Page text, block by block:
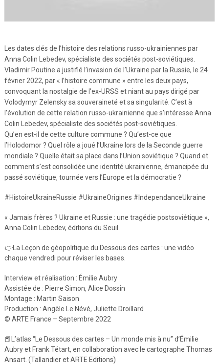
Les dates clés de l’histoire des relations russo-ukrainiennes par
Anna Colin Lebedev, spécialiste des sociétés post-soviétiques.
Vladimir Poutine a justifié l’invasion de l’Ukraine par la Russie, le 24
février 2022, par « l’histoire commune » entre les deux pays,
convoquant la nostalgie de l’ex-URSS et niant au pays dirigé par
Volodymyr Zelensky sa souveraineté et sa singularité. C’est à
l’évolution de cette relation russo-ukrainienne que s’intéresse Anna
Colin Lebedev, spécialiste des sociétés post-soviétiques.
Qu’en est-il de cette culture commune ? Qu’est-ce que
l’Holodomor ? Quel rôle a joué l’Ukraine lors de la Seconde guerre
mondiale ? Quelle était sa place dans l’Union soviétique ? Quand et
comment s’est consolidée une identité ukrainienne, émancipée du
passé soviétique, tournée vers l’Europe et la démocratie ?
#HistoireUkraineRussie #UkraineOrigines #IndependanceUkraine
« Jamais frères ? Ukraine et Russie : une tragédie postsoviétique »,
Anna Colin Lebedev, éditions du Seuil
👉La Leçon de géopolitique du Dessous des cartes : une vidéo
chaque vendredi pour réviser les bases.
Interview et réalisation : Émilie Aubry
Assistée de : Pierre Simon, Alice Dossin
Montage : Martin Saison
Production : Angèle Le Névé, Juliette Droillard
© ARTE France – Septembre 2022
📕L’atlas “Le Dessous des cartes – Un monde mis à nu” d’Émilie
Aubry et Frank Tétart, en collaboration avec le cartographe Thomas
Ansart. (Tallandier et ARTE Editions)